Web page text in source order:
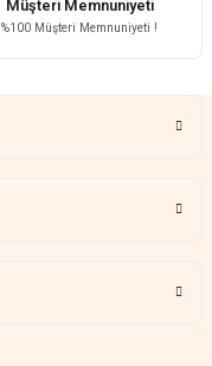
Müşteri Memnuniyeti
%100 Müşteri Memnuniyeti !